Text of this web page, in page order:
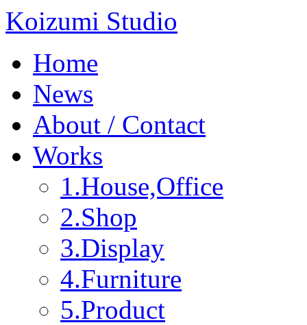
Koizumi Studio
Home
News
About / Contact
Works
1.House,Office
2.Shop
3.Display
4.Furniture
5.Product